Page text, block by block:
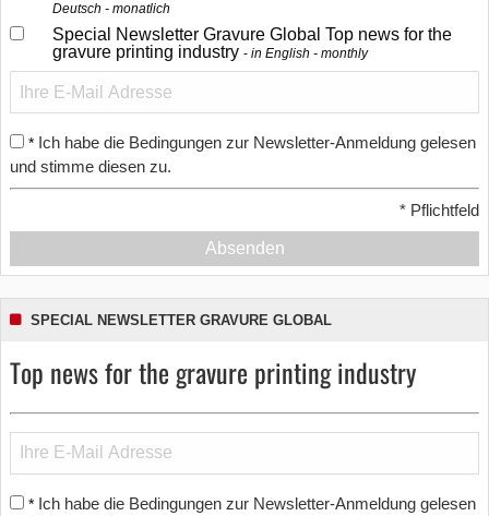
Deutsch - monatlich
Special Newsletter Gravure Global Top news for the
gravure printing industry
in English - monthly
* Ich habe die Bedingungen zur Newsletter-Anmeldung gelesen
und stimme diesen zu.
* Pflichtfeld
Absenden
SPECIAL NEWSLETTER GRAVURE GLOBAL
Top news for the gravure printing industry
* Ich habe die Bedingungen zur Newsletter-Anmeldung gelesen